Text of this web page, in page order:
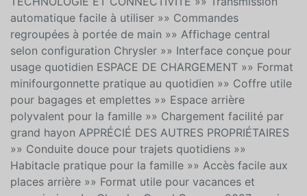
par portes latérales coulissantes »» Position de
conduite surélevée »» Climatisation avant de série
TECHNOLOGIE ET CONNECTIVITÉ »» Transmission
automatique facile à utiliser »» Commandes
regroupées à portée de main »» Affichage central
selon configuration Chrysler »» Interface conçue pour
usage quotidien ESPACE DE CHARGEMENT »» Format
minifourgonnette pratique au quotidien »» Coffre utile
pour bagages et emplettes »» Espace arrière
polyvalent pour la famille »» Chargement facilité par
grand hayon APPRÉCIÉ DES AUTRES PROPRIÉTAIRES
»» Conduite douce pour trajets quotidiens »»